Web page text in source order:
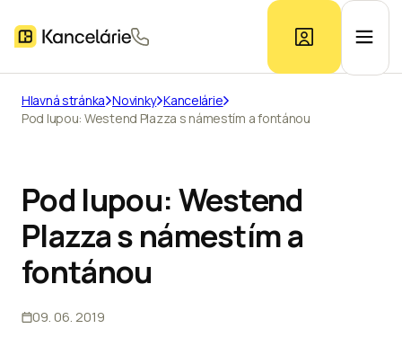
Ponuka kancelárií
Prieskum trhu
Kontakt
Hlavná stránka Novinky Kancelárie
Pod lupou: Westend Plazza s námestím a fontánou
Pod lupou: Westend
Plazza s námestím a
fontánou
09. 06. 2019